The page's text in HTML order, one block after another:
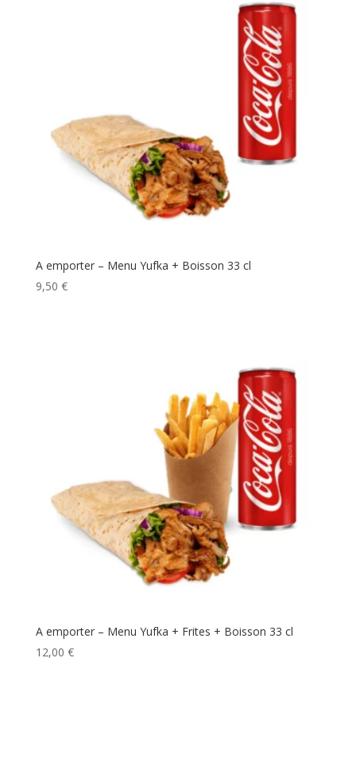
A emporter – Menu Yufka + Boisson 33 cl
9,50 €
A emporter – Menu Yufka + Frites + Boisson 33 cl
12,00 €